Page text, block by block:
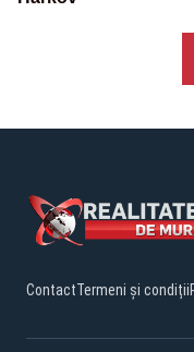
ContactTermeni și condiții